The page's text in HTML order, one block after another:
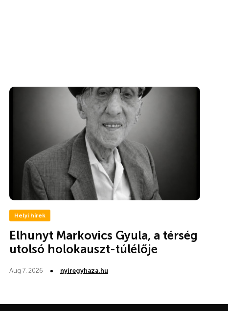
Helyi hírek
Elhunyt Markovics Gyula, a térség
utolsó holokauszt-túlélője
Aug 7, 2026 nyiregyhaza.hu